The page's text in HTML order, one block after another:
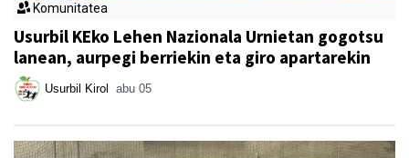
Komunitatea
Usurbil KEko Lehen Nazionala Urnietan gogotsu
lanean, aurpegi berriekin eta giro apartarekin
Usurbil Kirol abu 05